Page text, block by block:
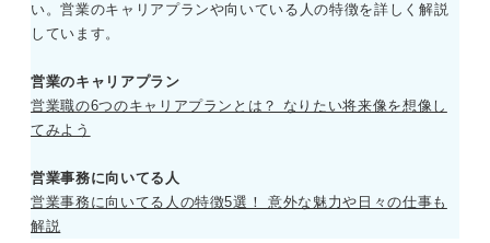
い。営業のキャリアプランや向いている人の特徴を詳しく解説
しています。
営業のキャリアプラン
営業職の6つのキャリアプランとは？ なりたい将来像を想像し
てみよう
営業事務に向いてる人
営業事務に向いてる人の特徴5選！ 意外な魅力や日々の仕事も
解説